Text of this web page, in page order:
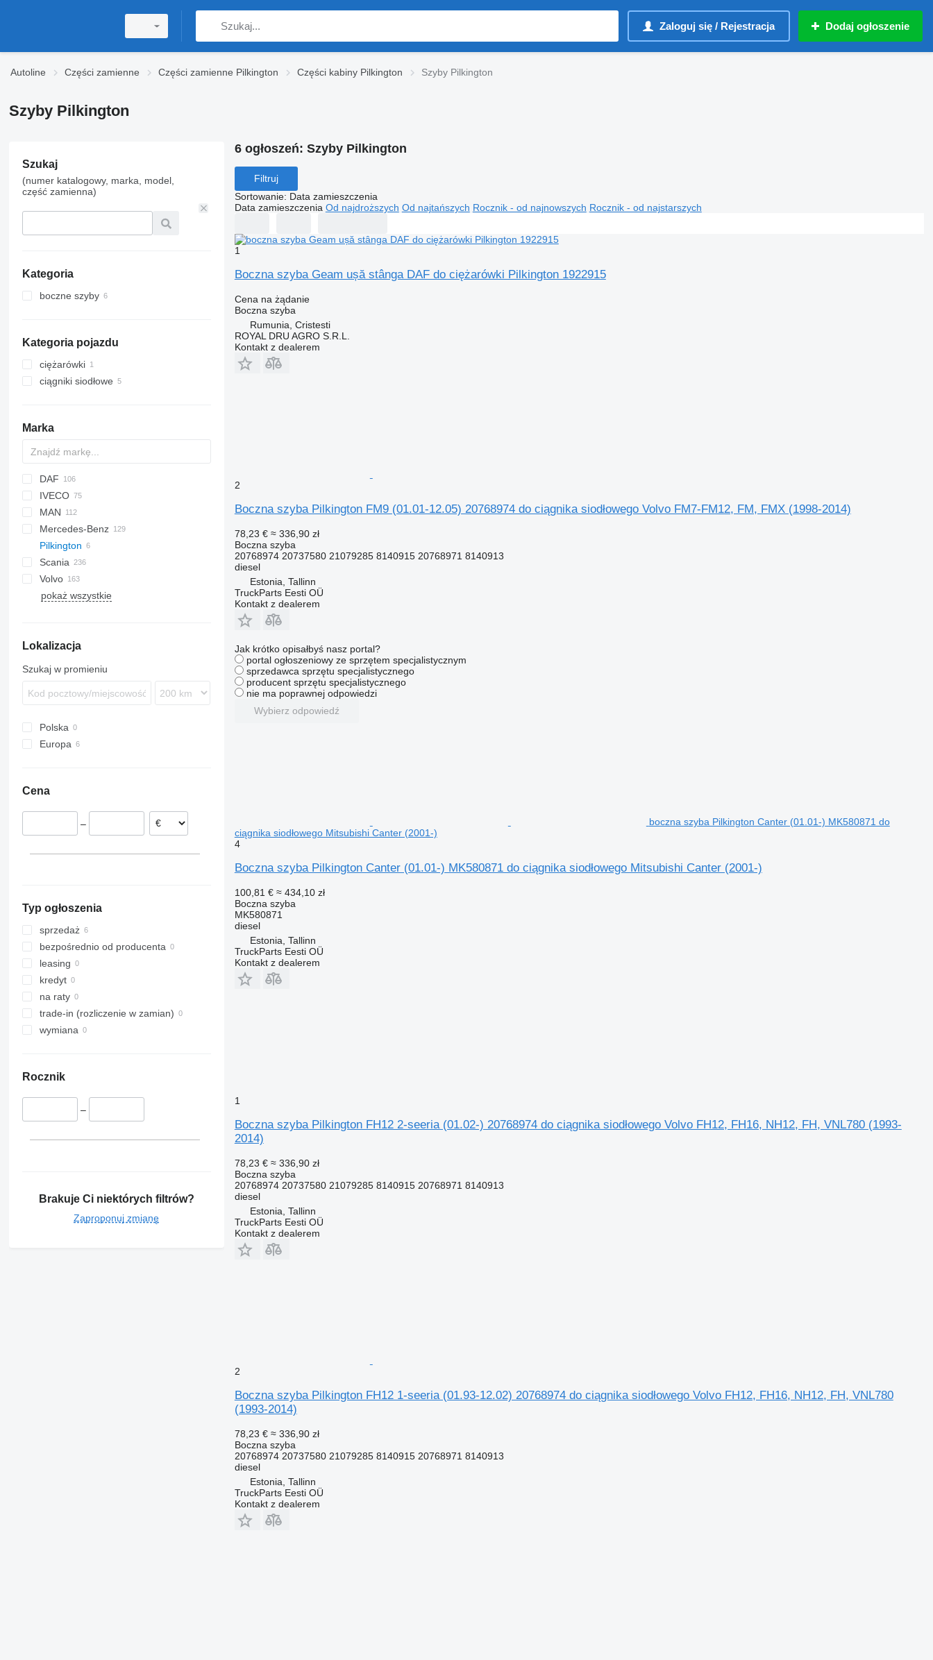
Zaloguj się / Rejestracja Dodaj ogłoszenie
Autoline Części zamienne Części zamienne Pilkington Części kabiny Pilkington Szyby Pilkington
Szyby Pilkington
Szukaj
(numer katalogowy, marka, model,
część zamienna)
Kategoria
boczne szyby
Kategoria pojazdu
ciężarówki
ciągniki siodłowe
Marka
A-series
1-Series
2-Series
4-Series
5-Series
7-Series
M-Series
X-Series
Z-Series
Jumper
DAF
CF
LF
XF
XG
2000
F-MAX
Transit
IVECO
Crossway
Daily
EuroCargo
EuroStar
Eurotech
S-Way
Recreo
3CX
Wrangler
LTM
MAN
A-series
F90
L2000
Lion's series
TGA
TGS
Mercedes-Benz
A-Class
Actros
Antos
Arocs
Integro
Sprinter
Tourismo
Canter
Atleon
Cabstar
508
Pilkington
Kerax
Magnum
Master
Premium
Scania
G-series
Irizar
R-series
S-series
Alpino
Urbino
Sambar
Jimny
C-HR
Corolla
Golf
Transporter
Volvo
8700
FE
FL
FM
N-series
VNL
pokaż wszystkie
Lokalizacja
Szukaj w promieniu
Polska
Europa
Cena
–
Typ ogłoszenia
sprzedaż
bezpośrednio od producenta
leasing
kredyt
na raty
trade-in (rozliczenie w zamian)
wymiana
Rocznik
–
Brakuje Ci niektórych filtrów?
Zaproponuj zmianę
6 ogłoszeń: Szyby Pilkington
Filtruj
Sortowanie: Data zamieszczenia
Data zamieszczenia Od najdroższych Od najtańszych Rocznik - od najnowszych Rocznik - od najstarszych
1
Boczna szyba Geam ușă stânga DAF do ciężarówki Pilkington 1922915
Cena na żądanie
Boczna szyba
Rumunia, Cristesti
ROYAL DRU AGRO S.R.L.
Kontakt z dealerem
2
Boczna szyba Pilkington FM9 (01.01-12.05) 20768974 do ciągnika siodłowego Volvo FM7-FM12, FM, FMX (1998-2014)
78,23 € ≈ 336,90 zł
Boczna szyba
20768974 20737580 21079285 8140915 20768971 8140913
diesel
Estonia, Tallinn
TruckParts Eesti OÜ
Kontakt z dealerem
Jak krótko opisałbyś nasz portal?
portal ogłoszeniowy ze sprzętem specjalistycznym
sprzedawca sprzętu specjalistycznego
producent sprzętu specjalistycznego
nie ma poprawnej odpowiedzi
Wybierz odpowiedź
boczna szyba Pilkington Canter (01.01-) MK580871 do
ciągnika siodłowego Mitsubishi Canter (2001-)
4
Boczna szyba Pilkington Canter (01.01-) MK580871 do ciągnika siodłowego Mitsubishi Canter (2001-)
100,81 € ≈ 434,10 zł
Boczna szyba
MK580871
diesel
Estonia, Tallinn
TruckParts Eesti OÜ
Kontakt z dealerem
1
Boczna szyba Pilkington FH12 2-seeria (01.02-) 20768974 do ciągnika siodłowego Volvo FH12, FH16, NH12, FH, VNL780 (1993-
2014)
78,23 € ≈ 336,90 zł
Boczna szyba
20768974 20737580 21079285 8140915 20768971 8140913
diesel
Estonia, Tallinn
TruckParts Eesti OÜ
Kontakt z dealerem
2
Boczna szyba Pilkington FH12 1-seeria (01.93-12.02) 20768974 do ciągnika siodłowego Volvo FH12, FH16, NH12, FH, VNL780
(1993-2014)
78,23 € ≈ 336,90 zł
Boczna szyba
20768974 20737580 21079285 8140915 20768971 8140913
diesel
Estonia, Tallinn
TruckParts Eesti OÜ
Kontakt z dealerem